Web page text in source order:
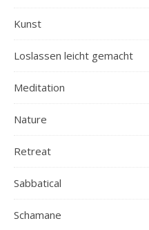
Kunst
Loslassen leicht gemacht
Meditation
Nature
Retreat
Sabbatical
Schamane